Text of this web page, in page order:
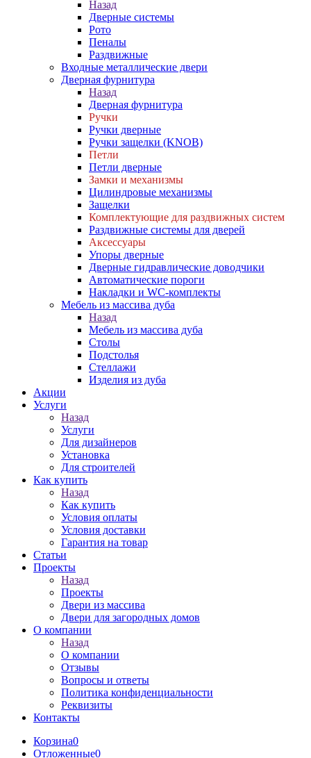
Назад
Дверные системы
Рото
Пеналы
Раздвижные
Входные металлические двери
Дверная фурнитура
Назад
Дверная фурнитура
Ручки
Ручки дверные
Ручки защелки (KNOB)
Петли
Петли дверные
Замки и механизмы
Цилиндровые механизмы
Защелки
Комплектующие для раздвижных систем
Раздвижные системы для дверей
Аксессуары
Упоры дверные
Дверные гидравлические доводчики
Автоматические пороги
Накладки и WC-комплекты
Мебель из массива дуба
Назад
Мебель из массива дуба
Столы
Подстолья
Стеллажи
Изделия из дуба
Акции
Услуги
Назад
Услуги
Для дизайнеров
Установка
Для строителей
Как купить
Назад
Как купить
Условия оплаты
Условия доставки
Гарантия на товар
Статьи
Проекты
Назад
Проекты
Двери из массива
Двери для загородных домов
О компании
Назад
О компании
Отзывы
Вопросы и ответы
Политика конфиденциальности
Реквизиты
Контакты
Корзина0
Отложенные0